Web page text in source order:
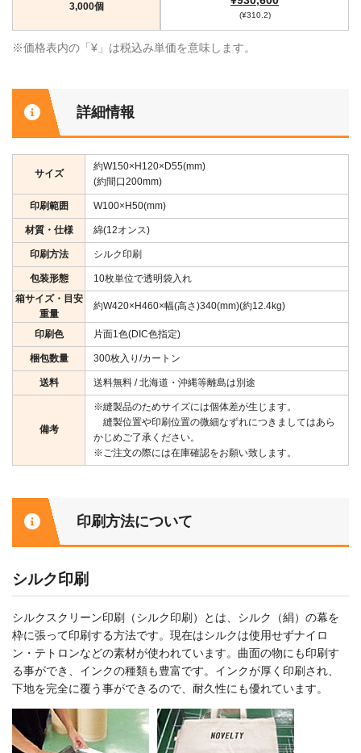
3,000個
(¥310.2)
※価格表内の「¥」は税込み単価を意味します。
詳細情報
サイズ
約W150×H120×D55(mm)
(約間口200mm)
印刷範囲 W100×H50(mm)
材質・仕様 綿(12オンス)
印刷方法 シルク印刷
包装形態
10枚単位で透明袋入れ
箱サイズ・目安
重量
約W420×H460×幅(高さ)340(mm)(約12.4kg)
印刷色 片面1色(DIC色指定)
梱包数量 300枚入り/カートン
送料 送料無料 / 北海道・沖縄等離島は別途
備考
※縫製品のためサイズには個体差が生じます。
縫製位置や印刷位置の微細なずれにつきましてはあら
かじめご了承ください。
※ご注文の際には在庫確認をお願い致します。
印刷方法について
シルク印刷
シルクスクリーン印刷（シルク印刷）とは、シルク（絹）の幕を
枠に張って印刷する方法です。現在はシルクは使用せずナイロ
ン・テトロンなどの素材が使われています。曲面の物にも印刷す
る事ができ、インクの種類も豊富です。インクが厚く印刷され、
下地を完全に覆う事ができるので、耐久性にも優れています。